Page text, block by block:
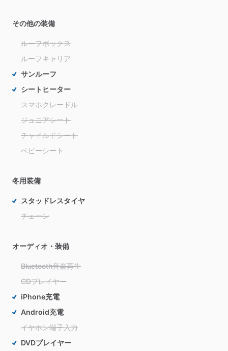
その他の装備
ルーフボックス
ルーフキャリア
サンルーフ
シートヒーター
スマホクレードル
ジュニアシート
チャイルドシート
ベビーシート
冬用装備
スタッドレスタイヤ
チェーン
オーディオ・装備
Bluetooth音楽再生
CDプレイヤー
iPhone充電
Android充電
イヤホン端子入力
DVDプレイヤー